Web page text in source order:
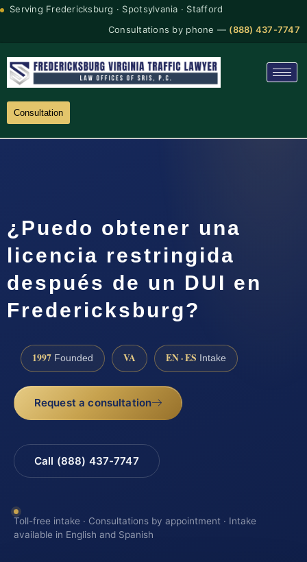
Serving Fredericksburg · Spotsylvania · Stafford
Consultations by phone — (888) 437-7747
Consultation
¿Puedo obtener una
licencia restringida
después de un DUI en
Fredericksburg?
1997 Founded VA EN · ES Intake
Request a consultation
Call (888) 437-7747
Toll-free intake · Consultations by appointment · Intake
available in English and Spanish